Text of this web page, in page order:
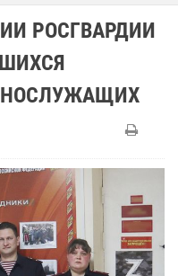
РОСГВАРДИИ